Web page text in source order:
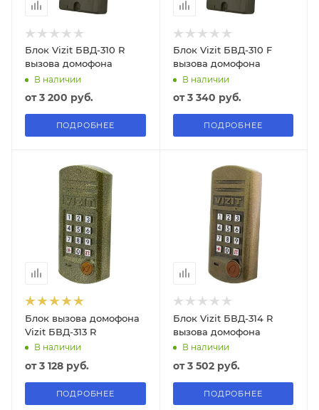
Блок Vizit БВД-310 R
вызова домофона
В наличии
от3 200 руб.
ПОДРОБНЕЕ
Блок Vizit БВД-310 F
вызова домофона
В наличии
от3 340 руб.
ПОДРОБНЕЕ
Блок вызова домофона
Vizit БВД-313 R
В наличии
от3 128 руб.
ПОДРОБНЕЕ
Блок Vizit БВД-314 R
вызова домофона
В наличии
от3 502 руб.
ПОДРОБНЕЕ